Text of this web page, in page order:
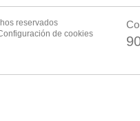
reservados
de cookies